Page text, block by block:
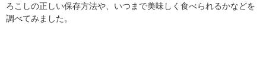
ろこしの正しい保存方法や、いつまで美味しく食べられるかなどを
調べてみました。